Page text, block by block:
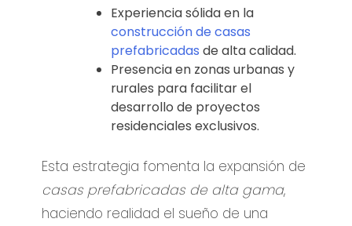
Experiencia sólida en la
construcción de casas
prefabricadas de alta calidad.
Presencia en zonas urbanas y
rurales para facilitar el
desarrollo de proyectos
residenciales exclusivos.
Esta estrategia fomenta la expansión de
casas prefabricadas de alta gama,
haciendo realidad el sueño de una